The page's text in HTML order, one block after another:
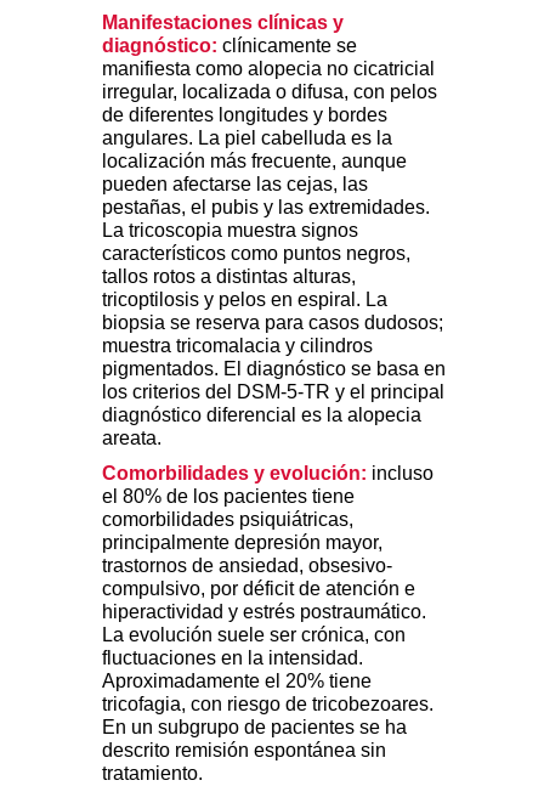
Manifestaciones clínicas y
diagnóstico: clínicamente se
manifiesta como alopecia no cicatricial
irregular, localizada o difusa, con pelos
de diferentes longitudes y bordes
angulares. La piel cabelluda es la
localización más frecuente, aunque
pueden afectarse las cejas, las
pestañas, el pubis y las extremidades.
La tricoscopia muestra signos
característicos como puntos negros,
tallos rotos a distintas alturas,
tricoptilosis y pelos en espiral. La
biopsia se reserva para casos dudosos;
muestra tricomalacia y cilindros
pigmentados. El diagnóstico se basa en
los criterios del DSM-5-TR y el principal
diagnóstico diferencial es la alopecia
areata.
Comorbilidades y evolución: incluso
el 80% de los pacientes tiene
comorbilidades psiquiátricas,
principalmente depresión mayor,
trastornos de ansiedad, obsesivo-
compulsivo, por déficit de atención e
hiperactividad y estrés postraumático.
La evolución suele ser crónica, con
fluctuaciones en la intensidad.
Aproximadamente el 20% tiene
tricofagia, con riesgo de tricobezoares.
En un subgrupo de pacientes se ha
descrito remisión espontánea sin
tratamiento.